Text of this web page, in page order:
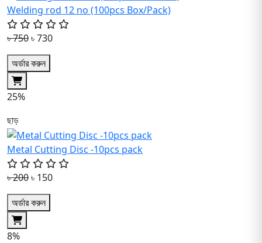
Welding rod 12 no (100pcs Box/Pack)
৳ 750৳ 730
অর্ডার করুন
25%
ছাড়
Metal Cutting Disc -10pcs pack
৳ 200৳ 150
অর্ডার করুন
8%